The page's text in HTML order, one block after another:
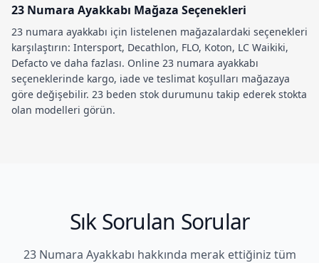
23 Numara Ayakkabı Mağaza Seçenekleri
23 numara ayakkabı için listelenen mağazalardaki seçenekleri
karşılaştırın: Intersport, Decathlon, FLO, Koton, LC Waikiki,
Defacto ve daha fazlası. Online 23 numara ayakkabı
seçeneklerinde kargo, iade ve teslimat koşulları mağazaya
göre değişebilir. 23 beden stok durumunu takip ederek stokta
olan modelleri görün.
Sık Sorulan Sorular
23 Numara Ayakkabı hakkında merak ettiğiniz tüm